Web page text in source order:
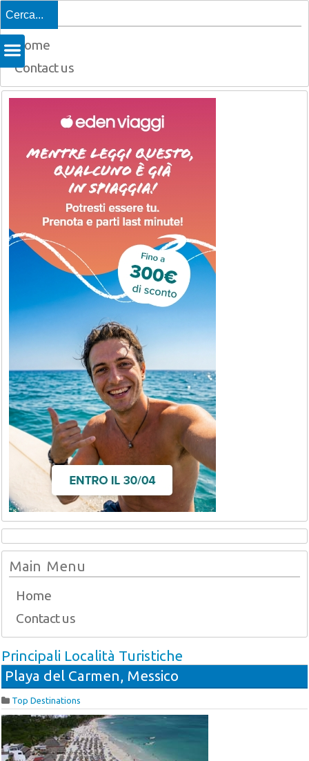
Top
Home
Contact us
Main Menu
Home
Contact us
Principali Località Turistiche
Playa del Carmen, Messico
Top Destinations